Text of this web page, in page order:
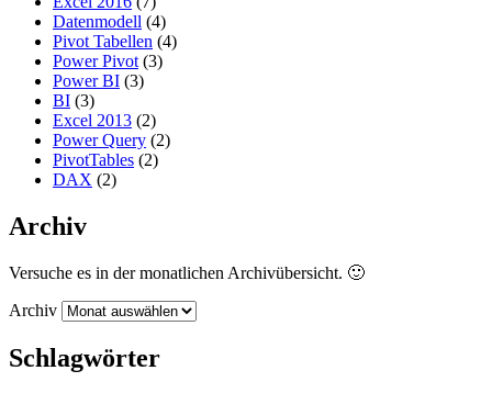
Datenmodell (4)
Pivot Tabellen (4)
Power Pivot (3)
Power BI (3)
BI (3)
Excel 2013 (2)
Power Query (2)
PivotTables (2)
DAX (2)
Archiv
Versuche es in der monatlichen Archivübersicht. 🙂
Archiv
Schlagwörter